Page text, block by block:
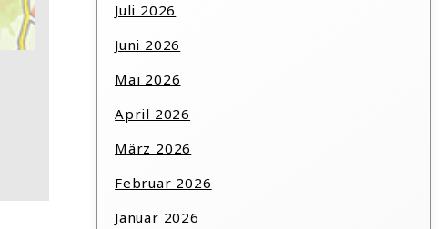
Juli 2026
Juni 2026
Mai 2026
April 2026
März 2026
Februar 2026
Januar 2026